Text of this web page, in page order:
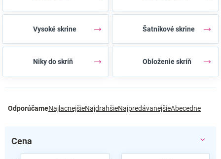
Vysoké skrine Šatníkové skrine
Niky do skríň Obloženie skríň
a
n
OdporúčameNajlacnejšieNajdrahšieNajpredávanejšieAbecedne
Cena